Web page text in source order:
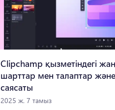
Clipchamp қызметіндегі
шарттар мен талаптар
саясаты
2025 ж. 7 тамыз